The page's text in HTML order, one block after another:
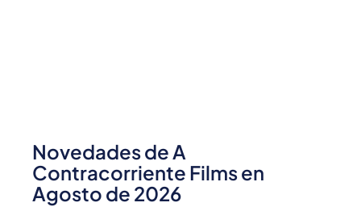
Novedades de A
Contracorriente Films en
Agosto de 2026